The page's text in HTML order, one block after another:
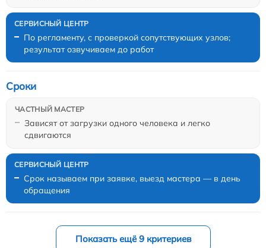
По регламенту, с проверкой сопутствующих узлов;
результат озвучиваем до работ
Зависят от загрузки одного человека и легко
сдвигаются
Сроки
Срок называем при заявке, выезд мастера — в день
обращения
Показать ещё 9 критериев